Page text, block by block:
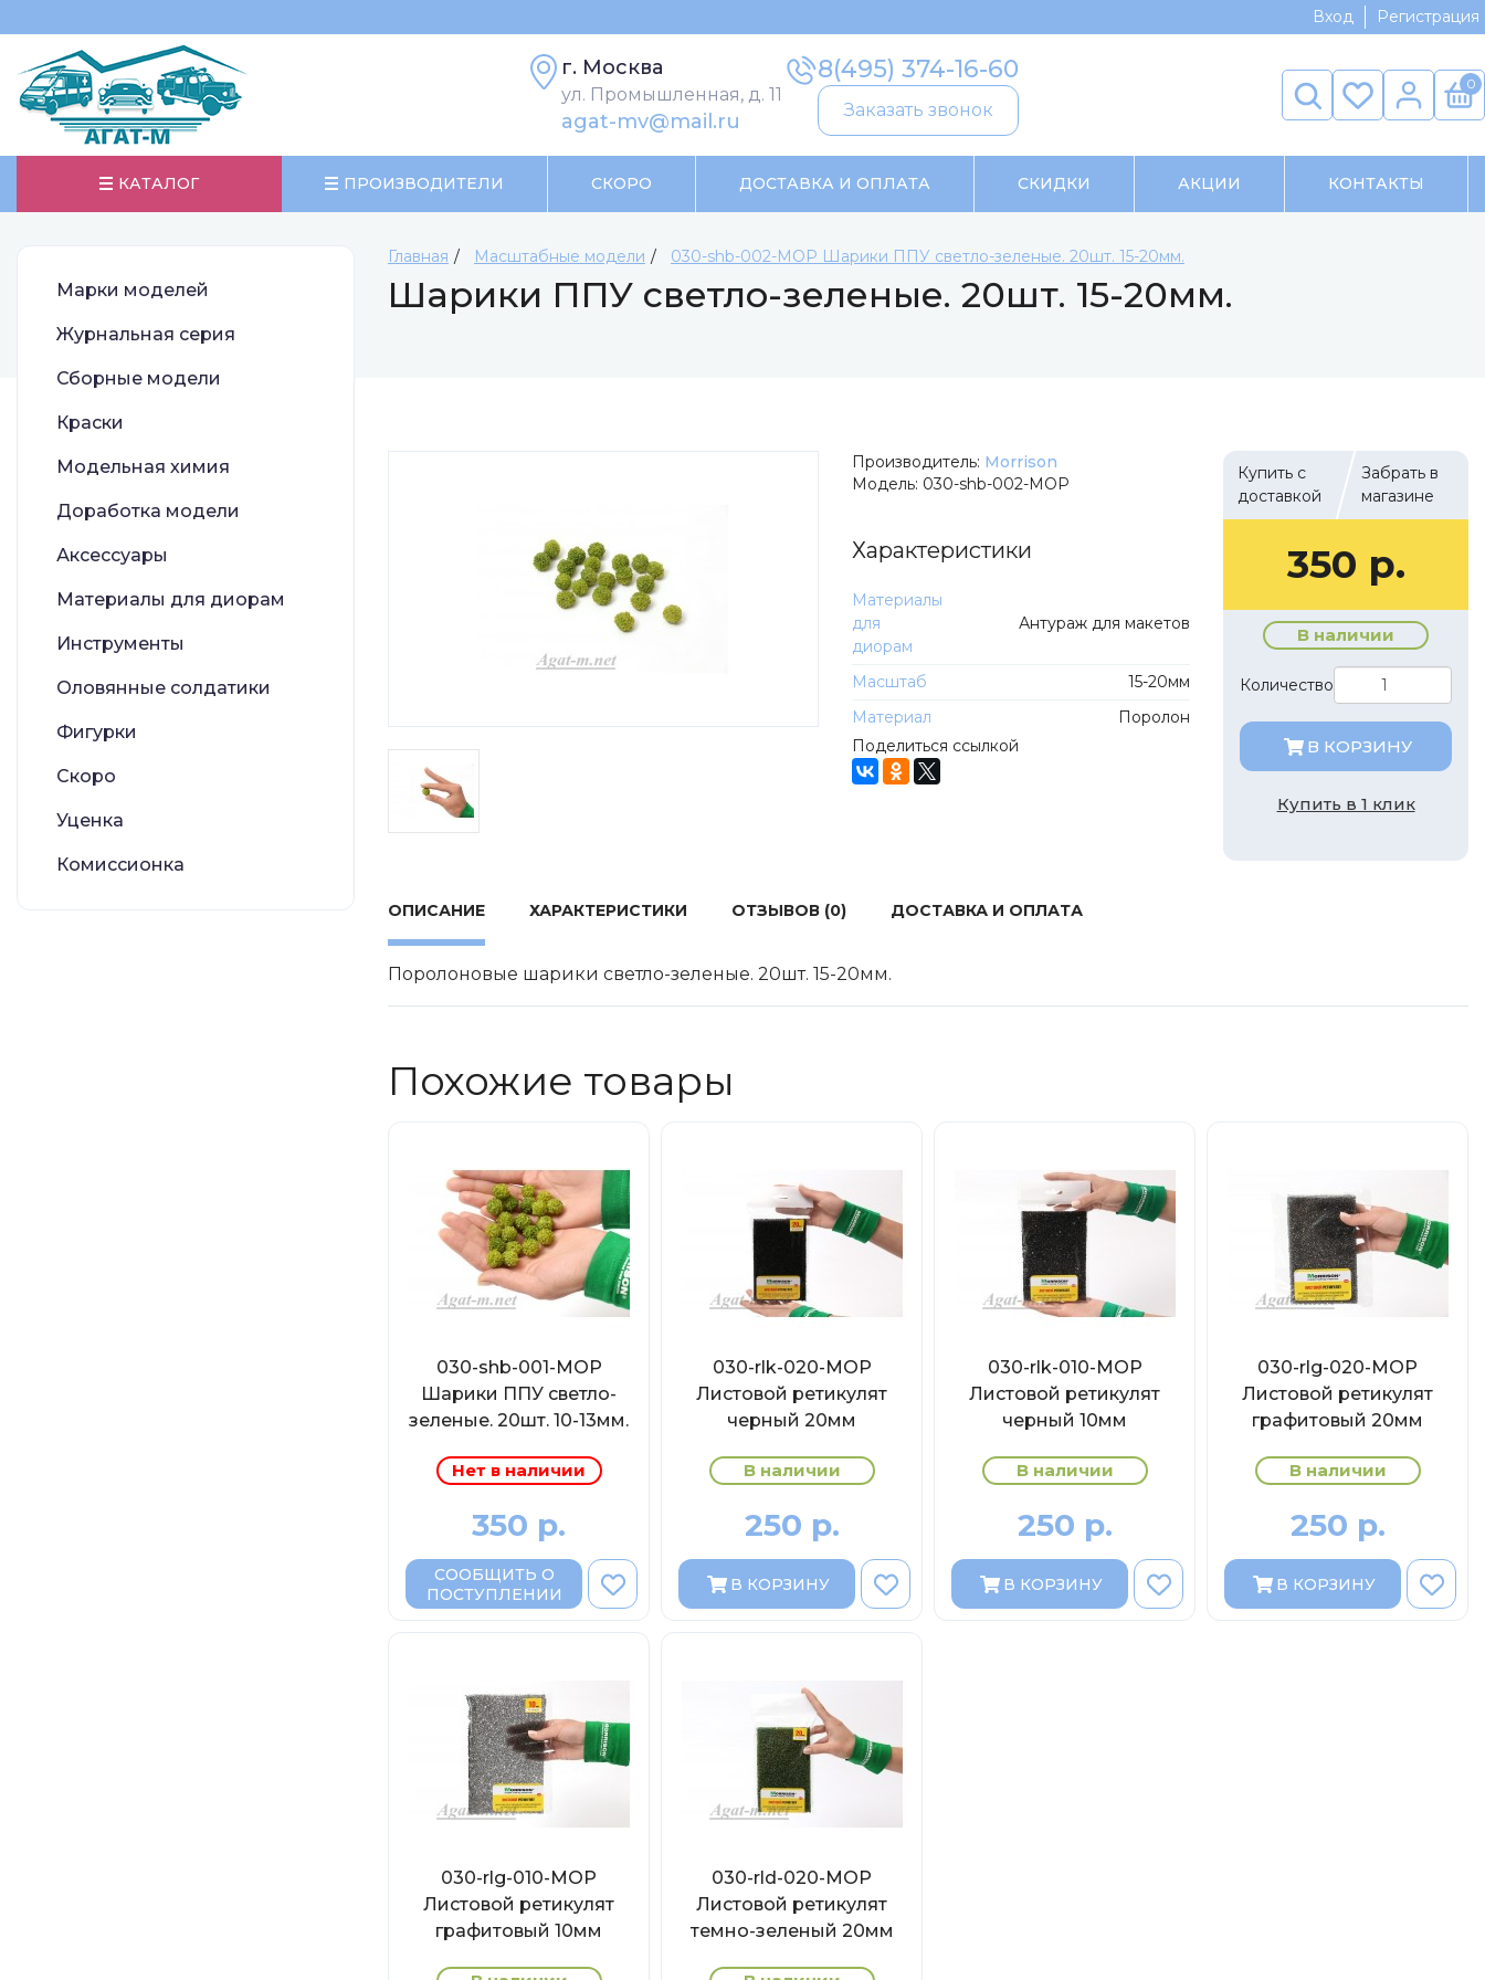
Вход Регистрация
г. Москва
ул. Промышленная, д. 11
agat-mv@mail.ru
8(495) 374-16-60
Заказать звонок
0
КАТАЛОГ ПРОИЗВОДИТЕЛИ СКОРО ДОСТАВКА И ОПЛАТА СКИДКИ АКЦИИ КОНТАКТЫ
Марки моделей
Журнальная серия
Сборные модели
Краски
Модельная химия
Доработка модели
Аксессуары
Материалы для диорам
Инструменты
Оловянные солдатики
Фигурки
Скоро
Уценка
Комиссионка
Главная Масштабные модели 030-shb-002-МОР Шарики ППУ светло-зеленые. 20шт. 15-20мм.
Шарики ППУ светло-зеленые. 20шт. 15-20мм.
Производитель: Morrison
Модель: 030-shb-002-МОР
Характеристики
Материалы
для
диорам
Антураж для макетов
Масштаб
15-20мм
Материал
Поролон
Поделиться ссылкой
Купить с
доставкой
Забрать в
магазине
350 р.
В наличии
Количество
В КОРЗИНУ
Купить в 1 клик
ОПИСАНИЕ ХАРАКТЕРИСТИКИ ОТЗЫВОВ (0) ДОСТАВКА И ОПЛАТА
Поролоновые шарики светло-зеленые. 20шт. 15-20мм.
Похожие товары
030-shb-001-МОР
Шарики ППУ светло-
зеленые. 20шт. 10-13мм.
Нет в наличии
350 р.
СООБЩИТЬ О
ПОСТУПЛЕНИИ
030-rlk-020-МОР
Листовой ретикулят
черный 20мм
В наличии
250 р.
В КОРЗИНУ
030-rlk-010-МОР
Листовой ретикулят
черный 10мм
В наличии
250 р.
В КОРЗИНУ
030-rlg-020-МОР
Листовой ретикулят
графитовый 20мм
В наличии
250 р.
В КОРЗИНУ
030-rlg-010-МОР
Листовой ретикулят
графитовый 10мм
030-rld-020-МОР
Листовой ретикулят
темно-зеленый 20мм